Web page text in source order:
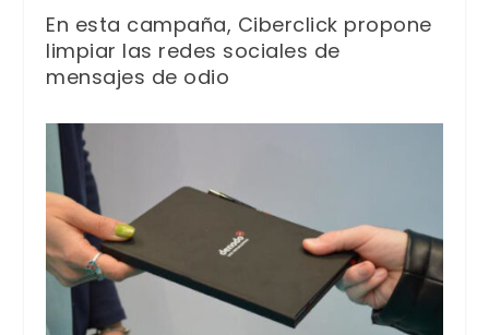
En esta campaña, Ciberclick propone
limpiar las redes sociales de
mensajes de odio